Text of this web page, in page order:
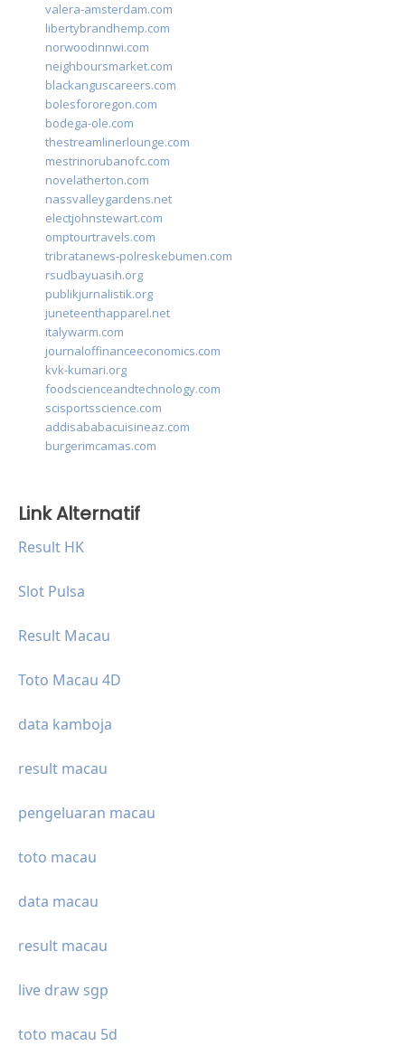
valera-amsterdam.com
libertybrandhemp.com
norwoodinnwi.com
neighboursmarket.com
blackanguscareers.com
bolesfororegon.com
bodega-ole.com
thestreamlinerlounge.com
mestrinorubanofc.com
novelatherton.com
nassvalleygardens.net
electjohnstewart.com
omptourtravels.com
tribratanews-polreskebumen.com
rsudbayuasih.org
publikjurnalistik.org
juneteenthapparel.net
italywarm.com
journaloffinanceeconomics.com
kvk-kumari.org
foodscienceandtechnology.com
scisportsscience.com
addisababacuisineaz.com
burgerimcamas.com
Link Alternatif
Result HK
Slot Pulsa
Result Macau
Toto Macau 4D
data kamboja
result macau
pengeluaran macau
toto macau
data macau
result macau
live draw sgp
toto macau 5d